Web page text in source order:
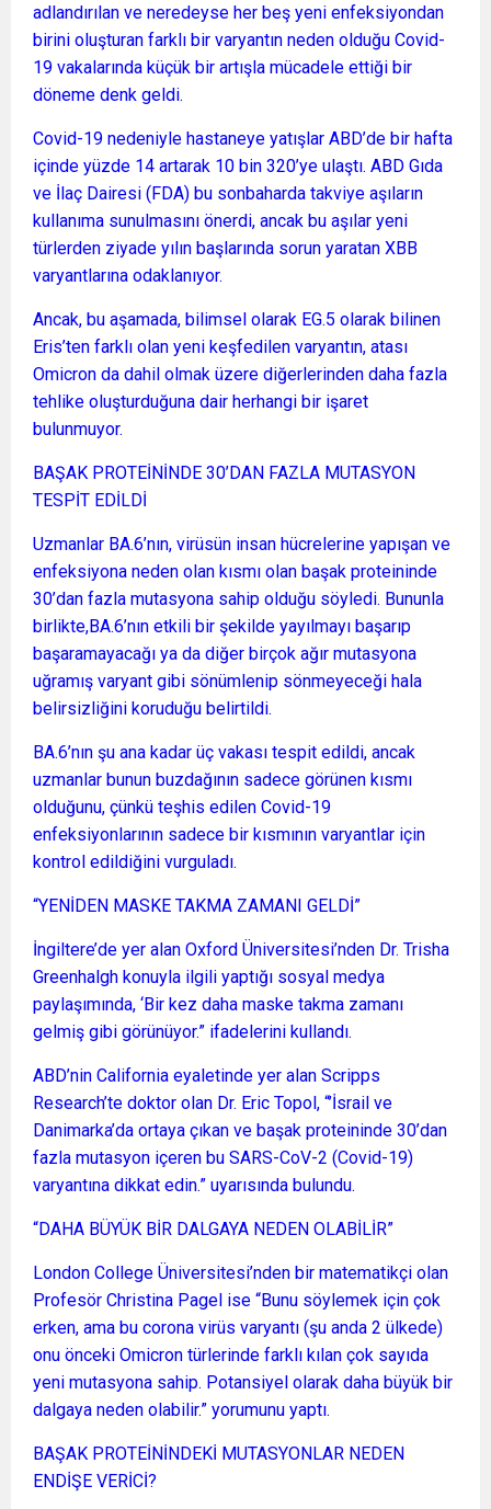
adlandırılan ve neredeyse her beş yeni enfeksiyondan
birini oluşturan farklı bir varyantın neden olduğu Covid-
19 vakalarında küçük bir artışla mücadele ettiği bir
döneme denk geldi.
Covid-19 nedeniyle hastaneye yatışlar ABD’de bir hafta
içinde yüzde 14 artarak 10 bin 320’ye ulaştı. ABD Gıda
ve İlaç Dairesi (FDA) bu sonbaharda takviye aşıların
kullanıma sunulmasını önerdi, ancak bu aşılar yeni
türlerden ziyade yılın başlarında sorun yaratan XBB
varyantlarına odaklanıyor.
Ancak, bu aşamada, bilimsel olarak EG.5 olarak bilinen
Eris’ten farklı olan yeni keşfedilen varyantın, atası
Omicron da dahil olmak üzere diğerlerinden daha fazla
tehlike oluşturduğuna dair herhangi bir işaret
bulunmuyor.
BAŞAK PROTEİNİNDE 30’DAN FAZLA MUTASYON
TESPİT EDİLDİ
Uzmanlar BA.6’nın, virüsün insan hücrelerine yapışan ve
enfeksiyona neden olan kısmı olan başak proteininde
30’dan fazla mutasyona sahip olduğu söyledi. Bununla
birlikte,BA.6’nın etkili bir şekilde yayılmayı başarıp
başaramayacağı ya da diğer birçok ağır mutasyona
uğramış varyant gibi sönümlenip sönmeyeceği hala
belirsizliğini koruduğu belirtildi.
BA.6’nın şu ana kadar üç vakası tespit edildi, ancak
uzmanlar bunun buzdağının sadece görünen kısmı
olduğunu, çünkü teşhis edilen Covid-19
enfeksiyonlarının sadece bir kısmının varyantlar için
kontrol edildiğini vurguladı.
“YENİDEN MASKE TAKMA ZAMANI GELDİ”
İngiltere’de yer alan Oxford Üniversitesi’nden Dr. Trisha
Greenhalgh konuyla ilgili yaptığı sosyal medya
paylaşımında, ‘Bir kez daha maske takma zamanı
gelmiş gibi görünüyor.” ifadelerini kullandı.
ABD’nin California eyaletinde yer alan Scripps
Research’te doktor olan Dr. Eric Topol, “’İsrail ve
Danimarka’da ortaya çıkan ve başak proteininde 30’dan
fazla mutasyon içeren bu SARS-CoV-2 (Covid-19)
varyantına dikkat edin.” uyarısında bulundu.
“DAHA BÜYÜK BİR DALGAYA NEDEN OLABİLİR”
London College Üniversitesi’nden bir matematikçi olan
Profesör Christina Pagel ise “Bunu söylemek için çok
erken, ama bu corona virüs varyantı (şu anda 2 ülkede)
onu önceki Omicron türlerinde farklı kılan çok sayıda
yeni mutasyona sahip. Potansiyel olarak daha büyük bir
dalgaya neden olabilir.” yorumunu yaptı.
BAŞAK PROTEİNİNDEKİ MUTASYONLAR NEDEN
ENDİŞE VERİCİ?